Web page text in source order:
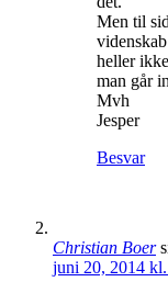
Men til
heller
man går
Mvh
Jesper
Besvar
Christian Boer
juni 20, 2014